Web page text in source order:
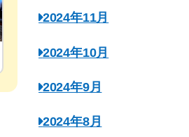
2024年11月
2024年10月
2024年9月
2024年8月